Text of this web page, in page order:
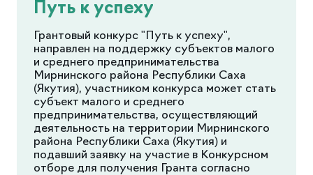
Путь к успеху
Грантовый конкурс "Путь к успеху",
направлен на поддержку субъектов малого
и среднего предпринимательства
Мирнинского района Республики Саха
(Якутия), участником конкурса может стать
субъект малого и среднего
предпринимательства, осуществляющий
деятельность на территории Мирнинского
района Республики Саха (Якутия) и
подавший заявку на участие в Конкурсном
отборе для получения Гранта согласно